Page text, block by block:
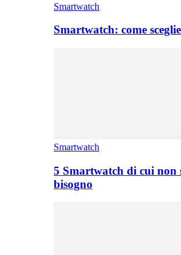
Smartwatch
Smartwatch: come
Smartwatch
5 Smartwatch di cui non
bisogno